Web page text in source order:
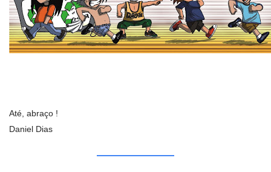
Até, abraço !
Daniel Dias